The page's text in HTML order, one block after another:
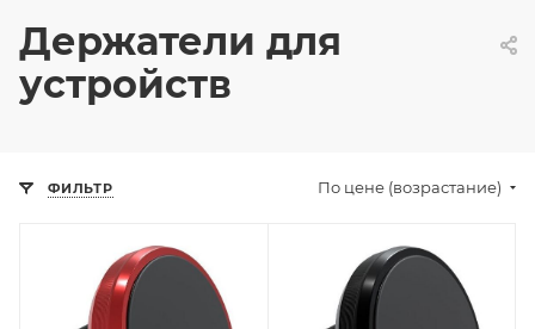
Держатели для
устройств
ФИЛЬТР По цене (возрастание)
13.08.2026
В наличии в пункте
13.08.2026
В наличии в пункте